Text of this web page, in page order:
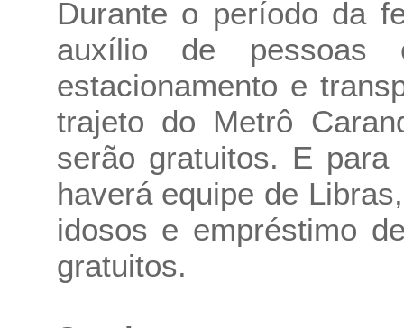
Durante o período da
auxílio de pessoas
estacionamento e
trajeto do Metrô
serão gratuitos. E
haverá equipe de
idosos e empréstimo
gratuitos.